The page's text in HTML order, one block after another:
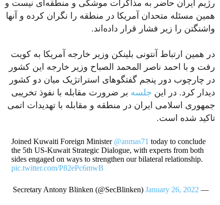
رژیم ایران حاضر به مذاکرات موشکی و منطقه‌ای نیست و
همین مسئله متحدان آمریکا در منطقه را نگران کرده و آنها
واشنگتن را زیر فشار قرار داده‌اند.
در همین ارتباط آنتونی بلینکن وزیر خارجه آمریکا به کویت
رفت و با احمد ناصر المحمد الصباح وزیر خارجه این کشور
در چارچوب دور پنجم گفتگوهای استراتژیک میان دو کشور
دیدار کرد. در این جلسه بر ضرورت مقابله با نفوذ تخریبی
جمهوری اسلامی ایران در منطقه و مقابله با تهدیدات اتمی
تاکید شده است.
Joined Kuwaiti Foreign Minister @anmas71 today to conclude
the 5th US-Kuwait Strategic Dialogue, with experts from both
sides engaged on ways to strengthen our bilateral relationship.
pic.twitter.com/P82ePc6mwB
— Secretary Antony Blinken (@SecBlinken)
January 26, 2022